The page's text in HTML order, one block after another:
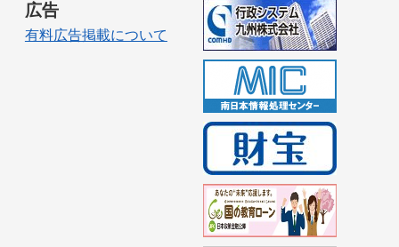
広告
有料広告掲載について